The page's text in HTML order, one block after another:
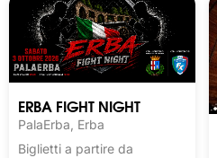
ERBA FIGHT NIGHT
PalaErba, Erba
Biglietti a partire da